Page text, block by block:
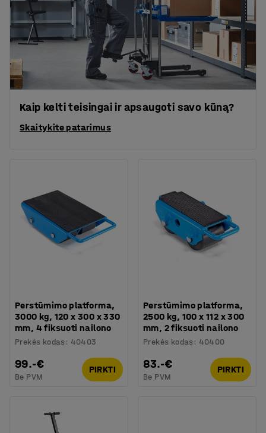
Kaip kelti teisingai ir apsaugoti savo kūną?
Skaitykite patarimus
Perstūmimo platforma,
3000 kg, 120 x 300 x 330
mm, 4 fiksuoti nailono
Prekės kodas : 40403
99.-€
Be PVM
PIRKTI
Perstūmimo platforma,
2500 kg, 100 x 112 x 300
mm, 2 fiksuoti nailono
Prekės kodas : 40400
83.-€
Be PVM
PIRKTI